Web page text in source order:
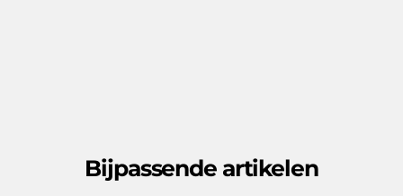
Bijpassende artikelen